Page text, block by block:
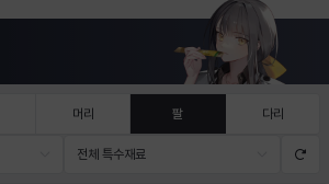
머리 팔 다리
전체 특수재료